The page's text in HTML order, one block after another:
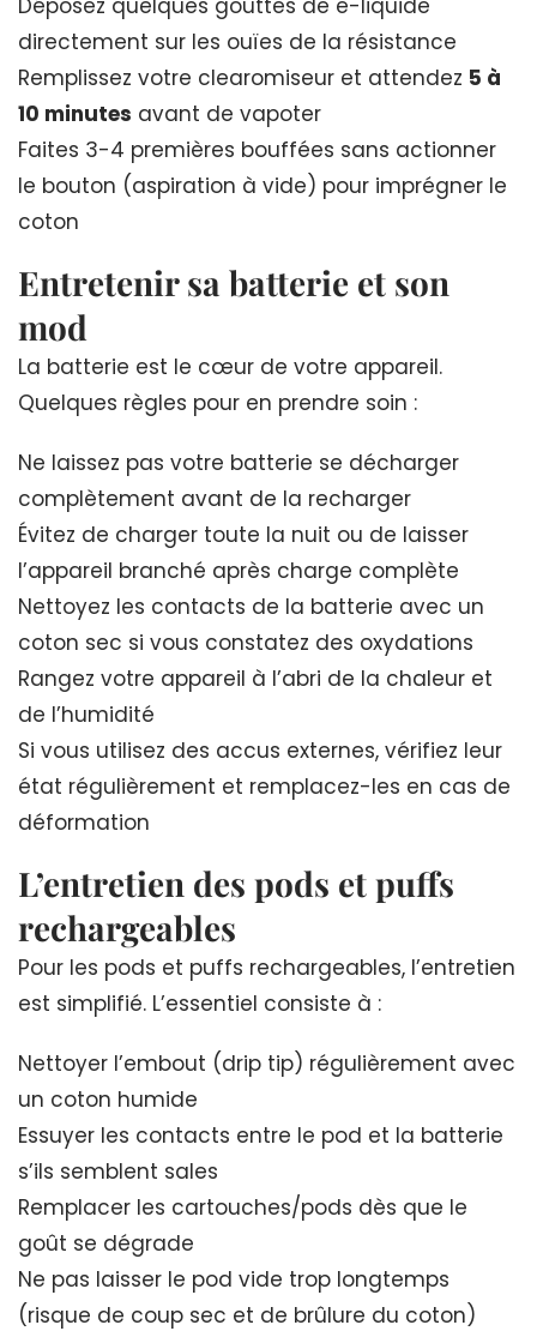
directement sur les ouïes de la résistance
Remplissez votre clearomiseur et attendez 5 à
10 minutes avant de vapoter
Faites 3-4 premières bouffées sans actionner
le bouton (aspiration à vide) pour imprégner le
coton
Entretenir sa batterie et son
mod
La batterie est le cœur de votre appareil.
Quelques règles pour en prendre soin :
Ne laissez pas votre batterie se décharger
complètement avant de la recharger
Évitez de charger toute la nuit ou de laisser
l’appareil branché après charge complète
Nettoyez les contacts de la batterie avec un
coton sec si vous constatez des oxydations
Rangez votre appareil à l’abri de la chaleur et
de l’humidité
Si vous utilisez des accus externes, vérifiez leur
état régulièrement et remplacez-les en cas de
déformation
L’entretien des pods et puffs
rechargeables
Pour les pods et puffs rechargeables, l’entretien
est simplifié. L’essentiel consiste à :
Nettoyer l’embout (drip tip) régulièrement avec
un coton humide
Essuyer les contacts entre le pod et la batterie
s’ils semblent sales
Remplacer les cartouches/pods dès que le
goût se dégrade
Ne pas laisser le pod vide trop longtemps
(risque de coup sec et de brûlure du coton)